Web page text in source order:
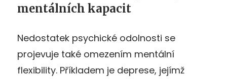
mentálních kapacit
Nedostatek psychické odolnosti se
projevuje také omezením mentální
flexibility. Příkladem je deprese, jejímž